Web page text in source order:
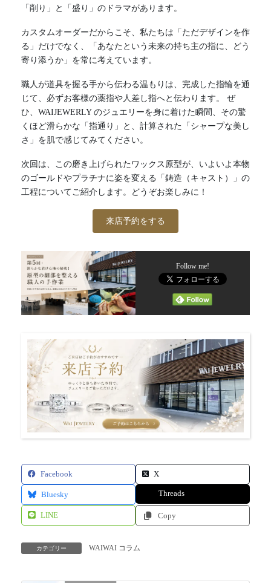
「削り」と「盛り」のドラマがあります。
カスタムオーダーだからこそ、私たちは「ただデザインを作
る」だけでなく、「あなたという未来の持ち主の指に、どう
寄り添うか」を常に考えています。
職人が道具を握る手から伝わる温もりは、完成した指輪を通
じて、必ずお客様の薬指や人差し指へと伝わります。 ぜ
ひ、WAIJEWERLY のジュエリーを身に着けた瞬間、その驚
くほど滑らかな「指通り」と、計算された「シャープな美し
さ」を肌で感じてみてください。
次回は、この磨き上げられたワックス原型が、いよいよ本物
のゴールドやプラチナに姿を変える「鋳造（キャスト）」の
工程についてご紹介します。どうぞお楽しみに！
来店予約をする
Follow me!
Facebook X
Bluesky Threads
LINE Copy
カテゴリー WAIWAI コラム